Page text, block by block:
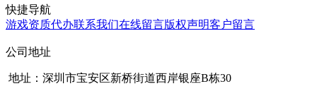
快捷导航
游戏资质代办联系我们在线留言版权声明客户留言
公司地址
地址：深圳市宝安区新桥街道西岸银座B栋30